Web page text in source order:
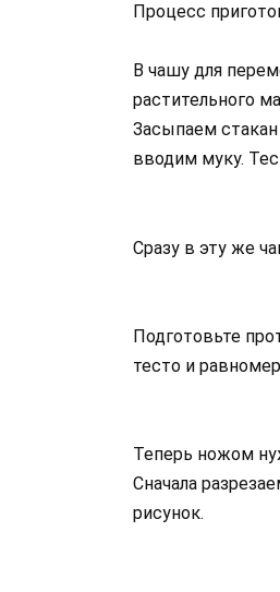
Процесс
В чашу для
растительного
Засыпаем
вводим муку.
Сразу в эту же
Подготовьте
тесто и
Теперь ножом
Сначала
рисунок.